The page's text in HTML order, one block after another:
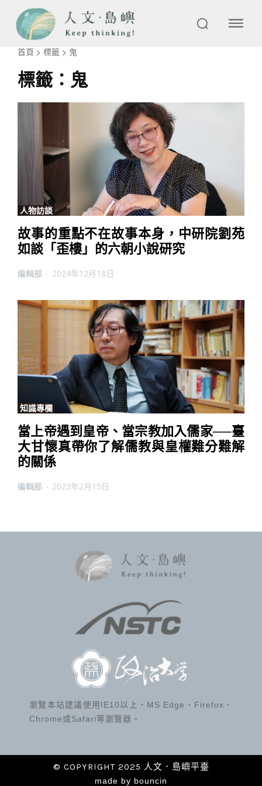
首頁 標籤 鬼
標籤： 鬼
人物訪談
故事的重點不在故事本身，中研院劉苑
如談「歪樓」的六朝小說研究
編輯部 - 2024年12月18日
知識專欄
當上帝遇到皇帝、當宗教加入儒家──臺
大甘懷真帶你了解儒教與皇權難分難解
的關係
編輯部 - 2023年2月15日
瀏覽本站建議使用IE10以上、MS Edge、Firefox、
Chrome或Safari等瀏覽器。
© COPYRIGHT 2025 人文．島嶼平臺
made by bouncin